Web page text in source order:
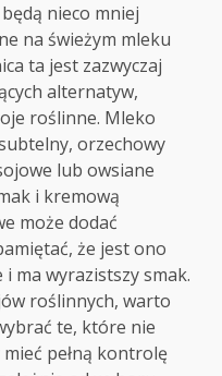
nieco mniej
na świeżym mleku
ta jest zazwyczaj
alternatyw,
roślinne. Mleko
orzechowy
lub owsiane
i kremową
może dodać
że jest ono
ma wyrazistszy smak.
roślinnych, warto
te, które nie
pełną kontrolę